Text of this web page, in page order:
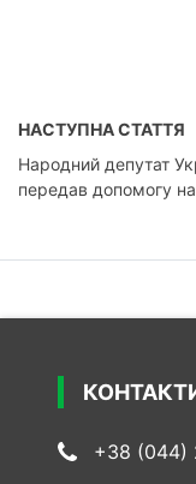
НАСТУПНА СТАТТЯ
Народний депутат
передав допомогу
+38 (044)